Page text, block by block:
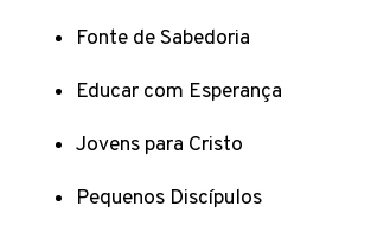
Fonte de Sabedoria
Educar com Esperança
Jovens para Cristo
Pequenos Discípulos